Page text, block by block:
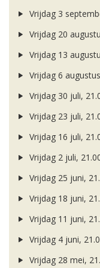
Vrijdag 3
Vrijdag 20
Vrijdag 13
Vrijdag 6
Vrijdag 30 juli,
Vrijdag 23 juli,
Vrijdag 16 juli,
Vrijdag 2 juli,
Vrijdag 25 juni,
Vrijdag 18 juni,
Vrijdag 11 juni,
Vrijdag 4 juni,
Vrijdag 28 mei,